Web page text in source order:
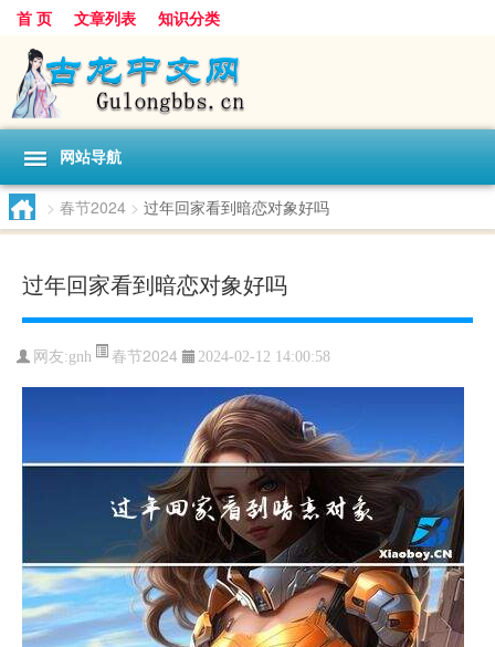
首 页 文章列表 知识分类
网站导航
> 春节2024 > 过年回家看到暗恋对象好吗
过年回家看到暗恋对象好吗
网友:gnh 春节2024 2024-02-12 14:00:58